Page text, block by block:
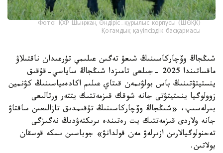
Фото: ҚХР Шыңжаң Өндіріс-құрылыс корпусы (ШӨҚК)
Қоғамдық қауіпсіздік басқармасы
شىڭجاڭ وۆچاركاسىنىڭ شىعۋ تەگىن عىلىمي تۇرعىدان ناقتىلاۋ
ماقساتىندا 2025 -جىلعى تامىزدا شىڭجاڭ ساياسي-قۇقىق
ينستيتۋتىنىڭ باس بولۋىمەن قىتاي عىلىم اكادەمياسىنىڭ كۋنمين
زوولوگيا ينستيتۋتى جانە شوقك قىزمەتتىك يتتەر ورتالىعى
بىرلەسىپ، «شىڭجاڭ وۆچاركاسىنىڭ تۇقىمدىق تازالىعىن ساقتاۋ
جانە ولاردى قىزمەتتىك يت رەتىندە ىرىكتەۋدىڭ نەگىزگى
تەحنولوگيالارىن ازىرلەۋ مەن قولدانۋ» جوباسىن ىسكە قوسقان
بولاتىن.